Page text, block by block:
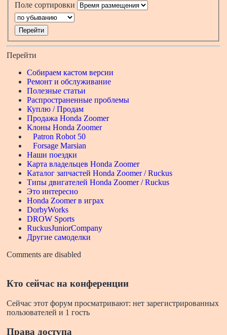
Поле сортировки
Перейти
Собираем кастом версии
Ремонт и обслуживание
Полезные статьи
Распространенные проблемы
Куплю / Продам
Продажа Honda Zoomer
Клоны Honda Zoomer
Patron Robot 50
Forsage Marsian
Наши поездки
Карта владельцев Honda Zoomer
Каталог запчастей Honda Zoomer / Ruckus
Типы двигателей Honda Zoomer / Ruckus
Это интересно
Honda Zoomer в играх
DorbyWorks
DROW Sports
RuckusJuniorCompany
Другие самоделки
Comments are disabled
Кто сейчас на конференции
Сейчас этот форум просматривают: нет зарегистрированных
пользователей и 1 гость
Права доступа